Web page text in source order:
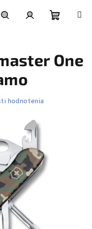
košík
One
hodnotenia